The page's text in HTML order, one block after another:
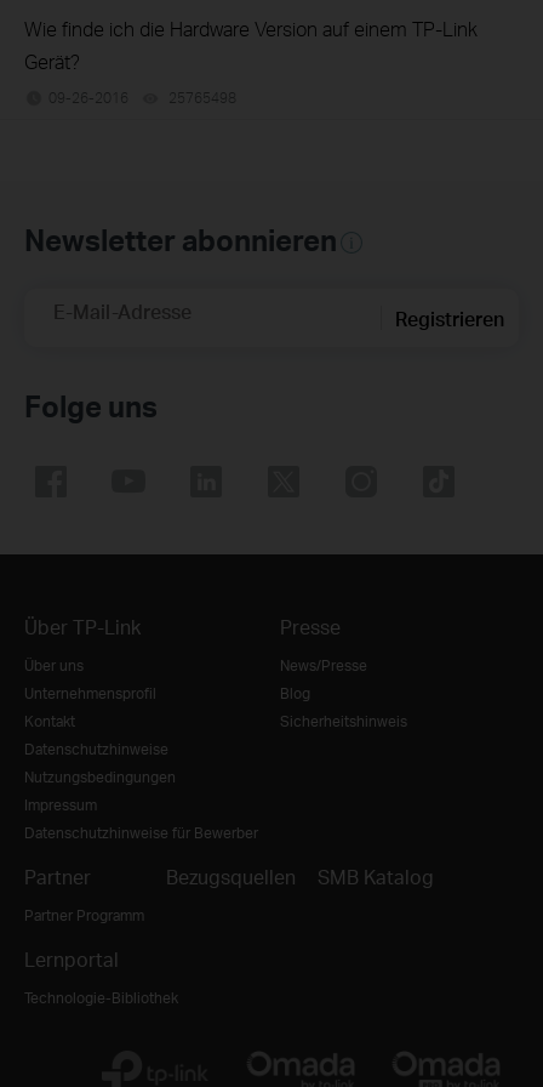
Wie finde ich die Hardware Version auf einem TP-Link
Gerät?
09-26-2016 25765498
Newsletter abonnieren
E-Mail-Adresse Registrieren
Folge uns
Über TP-Link
Über uns
Unternehmensprofil
Kontakt
Datenschutzhinweise
Nutzungsbedingungen
Impressum
Datenschutzhinweise für Bewerber
Presse
News/Presse
Blog
Sicherheitshinweis
Partner
Partner Programm
Bezugsquellen SMB Katalog
Lernportal
Technologie-Bibliothek